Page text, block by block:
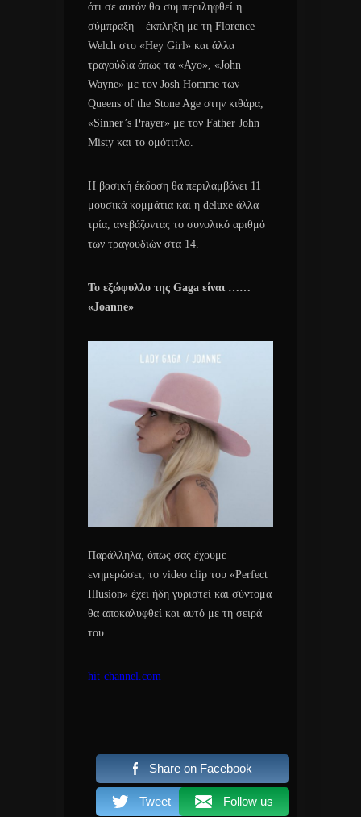
ότι σε αυτόν θα συμπεριληφθεί η
σύμπραξη – έκπληξη με τη Florence
Welch στο «Hey Girl» και άλλα
τραγούδια όπως τα «Ayo», «John
Wayne» με τον Josh Homme των
Queens of the Stone Age στην κιθάρα,
«Sinner’s Prayer» με τον Father John
Misty και το ομότιτλο.
Η βασική έκδοση θα περιλαμβάνει 11
μουσικά κομμάτια και η deluxe άλλα
τρία, ανεβάζοντας το συνολικό αριθμό
των τραγουδιών στα 14.
Το εξώφυλλο της Gaga είναι ……
«Joanne»
Παράλληλα, όπως σας έχουμε
ενημερώσει, το video clip του «Perfect
Illusion» έχει ήδη γυριστεί και σύντομα
θα αποκαλυφθεί και αυτό με τη σειρά
του.
hit-channel.com
Share on Facebook
Tweet Follow us